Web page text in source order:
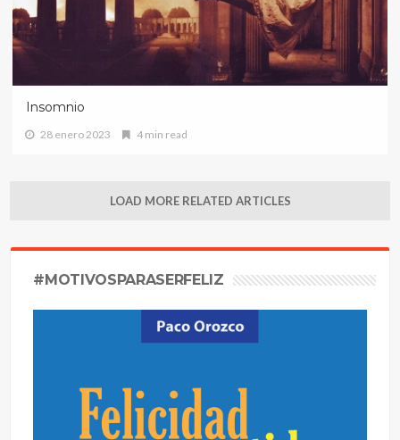
Insomnio
28 enero 2023 4 min read
LOAD MORE RELATED ARTICLES
#MOTIVOSPARASERFELIZ